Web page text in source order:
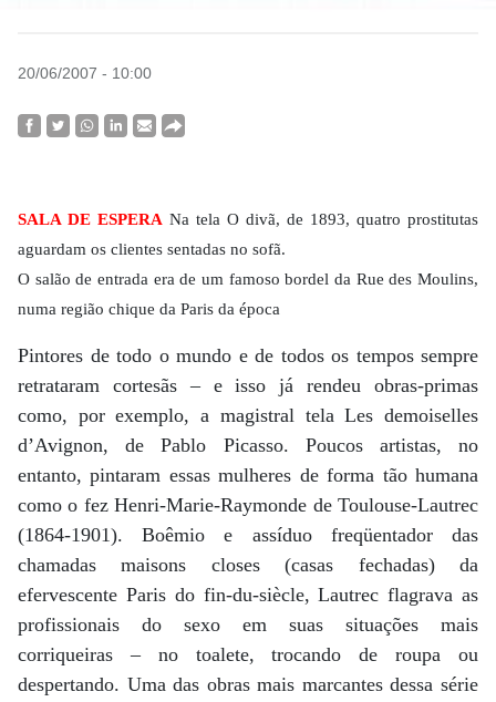
20/06/2007 - 10:00
SALA DE ESPERA Na tela O divã, de 1893, quatro prostitutas
aguardam os clientes sentadas no sofã.
O salão de entrada era de um famoso bordel da Rue des Moulins,
numa região chique da Paris da época
Pintores de todo o mundo e de todos os tempos sempre
retrataram cortesãs – e isso já rendeu obras-primas
como, por exemplo, a magistral tela Les demoiselles
d’Avignon, de Pablo Picasso. Poucos artistas, no
entanto, pintaram essas mulheres de forma tão humana
como o fez Henri-Marie-Raymonde de Toulouse-Lautrec
(1864-1901). Boêmio e assíduo freqüentador das
chamadas maisons closes (casas fechadas) da
efervescente Paris do fin-du-siècle, Lautrec flagrava as
profissionais do sexo em suas situações mais
corriqueiras – no toalete, trocando de roupa ou
despertando. Uma das obras mais marcantes dessa série